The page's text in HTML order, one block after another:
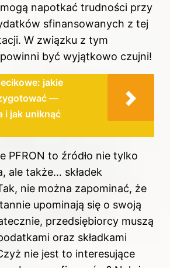
napotkać trudności przy
sfinansowanych z tej
W związku z tym
być wyjątkowo czujni!
jakie
—
i jak uniknąć
PFRON to źródło nie tylko
ale także… składek
nie można zapominać, że
upominają się o swoją
przedsiębiorcy muszą
oraz składkami
nie jest to interesujące